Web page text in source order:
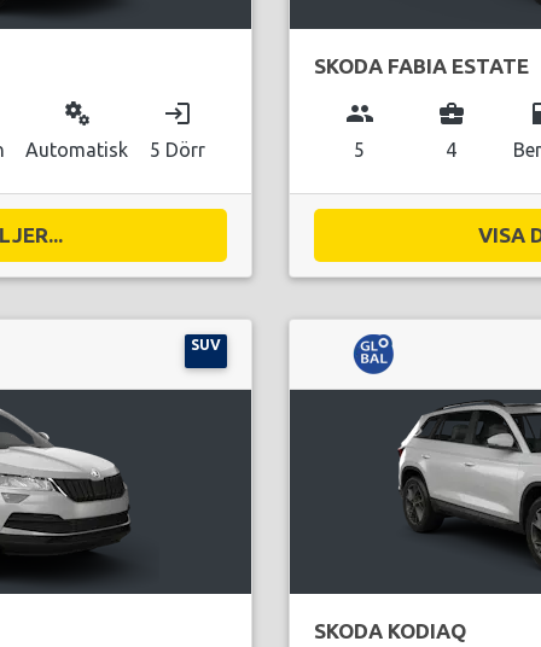
miscellaneous_services
Automatisk
login
5 Dörr
SKODA FABIA ESTATE
group
5
business_center
4
VISA
SUV
SKODA KODIAQ